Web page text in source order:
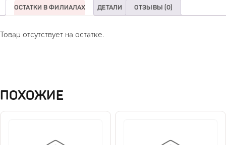
ОСТАТКИ В ФИЛИАЛАХ ДЕТАЛИ ОТЗЫВЫ (0)
Товар отсутствует на остатке.
ПОХОЖИЕ